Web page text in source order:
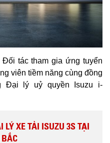
tác tham gia ứng tuyển
viên tiềm năng cùng đồng
Đại lý uỷ quyền Isuzu i-
XE TẢI ISUZU 3S TẠI